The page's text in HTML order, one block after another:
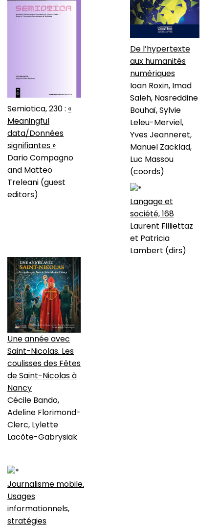
Semiotica, 230 : «
Meaningful
data/Données
signifiantes »
Dario Compagno
and Matteo
Treleani (guest
editors)
Une année avec
Saint-Nicolas. Les
coulisses des Fêtes
de Saint-Nicolas à
Nancy
Cécile Bando,
Adeline Florimond-
Clerc, Lylette
Lacôte-Gabrysiak
Journalisme mobile.
Usages
informationnels,
stratégies
De l’hypertexte
aux humanités
numériques
Ioan Roxin, Imad
Saleh, Nasreddine
Bouhaï, Sylvie
Leleu-Merviel,
Yves Jeanneret,
Manuel Zacklad,
Luc Massou
(coords)
Langage et
société, 168
Laurent Filliettaz
et Patricia
Lambert (dirs)